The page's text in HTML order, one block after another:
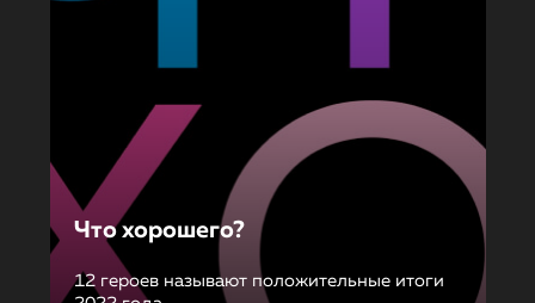
Что хорошего?
12 героев называют положительные итоги